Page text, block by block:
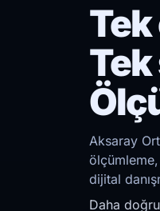
Aksaray
dijital
Daha